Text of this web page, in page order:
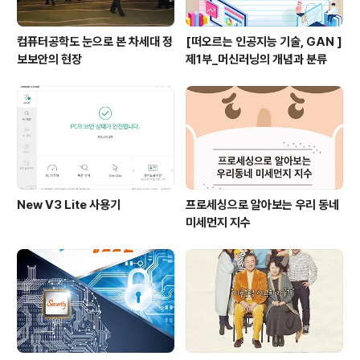
컴퓨터공학도 눈으로 본 차세대 정
보보안의 현장
[떠오르는 인공지능 기술, GAN ]
제1부_머신러닝의 개념과 분류
New V3 Lite 사용기
프로세싱으로 알아보는 우리 동네
미세먼지 지수